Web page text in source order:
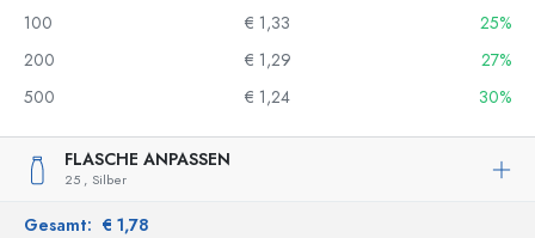
100
€ 1,33
25%
200
€ 1,29
27%
500
€ 1,24 30%
FLASCHE ANPASSEN
25 , Silber
Gesamt: € 1,78